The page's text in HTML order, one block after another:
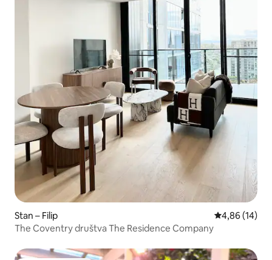
Stan – Filip Prosječna
4,86 (14)
The Coventry društva The Residence Company